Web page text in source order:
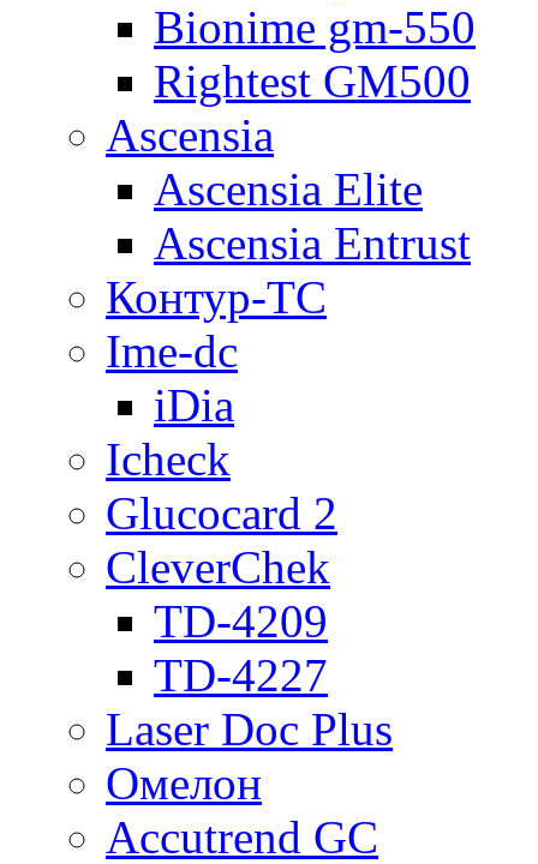
Bionime gm-550
Rightest GM500
Ascensia
Ascensia Elite
Ascensia Entrust
Контур-ТС
Ime-dc
iDia
Icheck
Glucocard 2
CleverChek
TD-4209
TD-4227
Laser Doc Plus
Омелон
Accutrend GC